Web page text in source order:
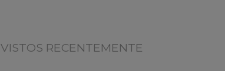
VISTOS RECENTEMENTE